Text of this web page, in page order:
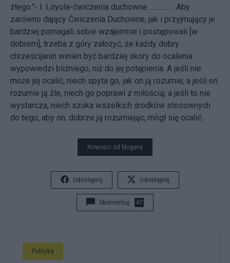
złego."- I. Loyola-ćwiczenia duchowne ................ Aby
zarówno dający Ćwiczenia Duchowne, jak i przyjmujący je
bardziej pomagali sobie wzajemnie i postępowali [w
dobrem], trzeba z góry założyć, że każdy dobry
chrześcijanin winien być bardziej skory do ocalenia
wypowiedzi bliźniego, niż do jej potępienia. A jeśli nie
może jej ocalić, niech spyta go, jak on ją rozumie; a jeśli on
rozumie ją źle, niech go poprawi z miłością; a jeśli to nie
wystarcza, niech szuka wszelkich środków stosownych
do tego, aby on, dobrze ją rozumiejąc, mógł się ocalić.
Nowości od blogera
Udostępnij Udostępnij
Skomentuj 47
Polityka